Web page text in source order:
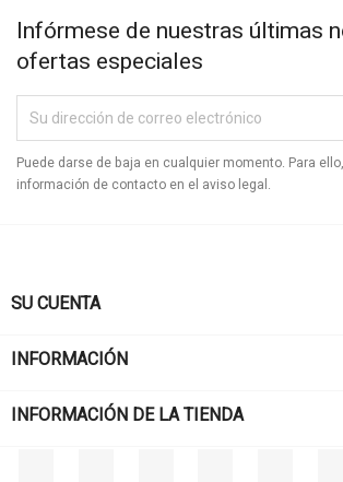
Infórmese de nuestras últimas
ofertas especiales
Puede darse de baja en cualquier momento. Para
información de contacto en el aviso legal.
SU CUENTA
INFORMACIÓN
INFORMACIÓN DE LA TIENDA